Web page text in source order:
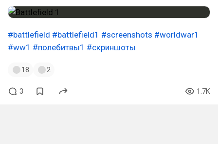
#battlefield #battlefield1 #screenshots #worldwar1
#ww1 #полебитвы1 #скриншоты
18 2
3 1.7K